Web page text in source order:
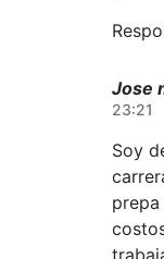
Jose
23:21
Soy